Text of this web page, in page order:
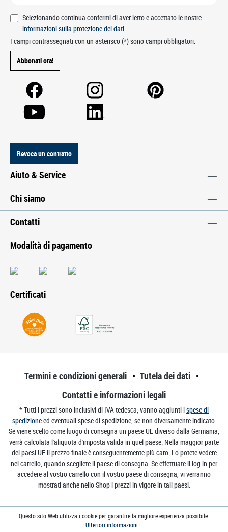
Selezionando continua confermi di aver letto e accettato le nostre
informazioni sulla protezione dei dati.
I campi contrassegnati con un asterisco (*) sono campi obbligatori.
Abbonati ora!
Revoca un contratto
Aiuto & Service
Chi siamo
Contatti
Modalità di pagamento
Certificati
Termini e condizioni generali
Tutela dei dati
Contatti e informazioni legali
* Tutti i prezzi sono inclusivi di IVA tedesca, vanno aggiunti ispese di
spedizioneed eventuali spese di spedizione, se non diversamente indicato.
Se viene scelto come luogo di consegna un paese UE diverso dalla Germania,
verrà calcolata l'aliquota d'imposta valida in quel paese. Nella maggior parte
dei paesi UE il prezzo finale è conseguentemente più caro. Lo potete vedere
nel carrello, quando scegliete il paese di consegna. Se effettuate il log in per
accedere al vostro carrello con il vostro paese di consegna, vi verranno
mostrati anche nello Shop i prezzi in vigore in tali paesi.
Questo sito Web utilizza i cookie per garantire la migliore esperienza possibile.
Ulteriori informazioni...